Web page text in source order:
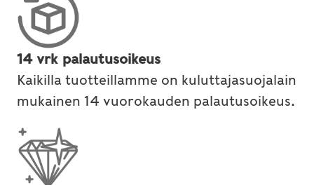
14 vrk palautusoikeus
Kaikilla tuotteillamme on kuluttajasuojalain
mukainen 14 vuorokauden palautusoikeus.